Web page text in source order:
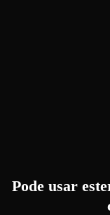
Pode usar